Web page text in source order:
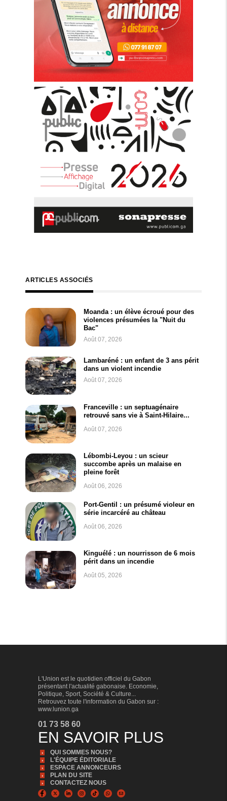
ARTICLES ASSOCIÉS
Moanda : un élève écroué pour des
violences présumées la "Nuit du
Bac"
Août 07, 2026
Lambaréné : un enfant de 3 ans périt
dans un violent incendie
Août 07, 2026
Franceville : un septuagénaire
retrouvé sans vie à Saint-Hilaire...
Août 07, 2026
Lébombi-Leyou : un scieur
succombe après un malaise en
pleine forêt
Août 06, 2026
Port-Gentil : un présumé violeur en
série incarcéré au château
Août 06, 2026
Kinguélé : un nourrisson de 6 mois
périt dans un incendie
Août 05, 2026
L'Union est le quotidien officiel du Gabon
présentant l'actualité gabonaise. Economie,
Politique, Sport, Société & Culture...
Retrouvez toute l'information du Gabon sur :
www.lunion.ga
01 73 58 60
EN SAVOIR PLUS
QUI SOMMES NOUS?
L'ÉQUIPE ÉDITORIALE
ESPACE ANNONCEURS
PLAN DU SITE
CONTACTEZ NOUS